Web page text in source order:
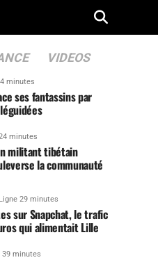
VIDEOS
minutes
ses fantassins par
minutes
militant tibétain
la communauté
29 minutes
sur Snapchat, le trafic
qui alimentait Lille
39 minutes